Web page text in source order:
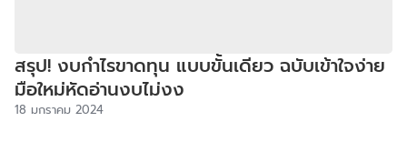
สรุป! งบกําไรขาดทุน แบบขั้นเดียว ฉบับเข้าใจง่าย
มือใหม่หัดอ่านงบไม่งง
18 มกราคม 2024